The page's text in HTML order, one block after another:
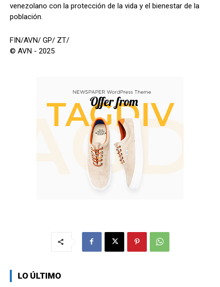
venezolano con la protección de la vida y el bienestar de la
población.
FIN/AVN/ GP/ ZT/
© AVN - 2025
LO ÚLTIMO